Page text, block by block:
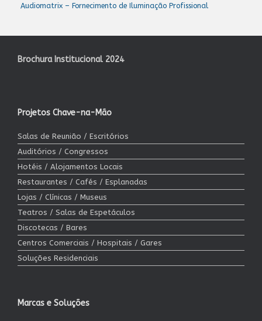
Audiomatrix – Fornecimento de Iluminação Profissional
Brochura Institucional 2024
Projetos Chave-na-Mão
Salas de Reunião / Escritórios
Auditórios / Congressos
Hotéis / Alojamentos Locais
Restaurantes / Cafés / Esplanadas
Lojas / Clínicas / Museus
Teatros / Salas de Espetáculos
Discotecas / Bares
Centros Comerciais / Hospitais / Gares
Soluções Residenciais
Marcas e Soluções